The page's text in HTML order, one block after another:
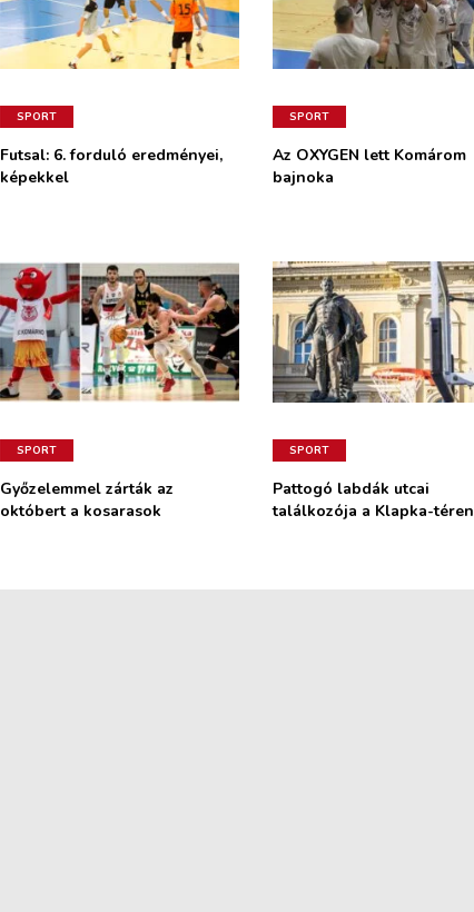
SPORT
Futsal: 6. forduló eredményei,
képekkel
SPORT
Az OXYGEN lett Komárom
bajnoka
SPORT
Győzelemmel zárták az
októbert a kosarasok
SPORT
Pattogó labdák utcai
találkozója a Klapka-téren